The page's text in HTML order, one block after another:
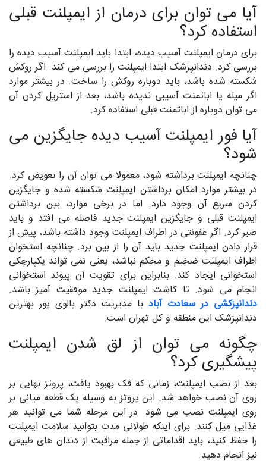
آیا می توان برای درمان از ایمپلنت قبلی
استفاده کرد؟
برای درمان ایمپلنت آسیب دیده، ابتدا باید ایمپلنت آسیب دیده را
بررسی کرد. دندانپزشک ابتدا ایمپلنت را بررسی می کند. اگر روکش
شکسته شده باشد، باید دوباره روکش را ساخت. در بیشتر موارد
اگر میله یا اباتمنت آسیبی ندیده باشد، بعد از استریل کردن آن
می توان دوباره از اباتمنت قبلی استفاده کرد.
آیا فور ایمپلنت آسیب دیده جایگزین می
شود؟
چنانچه ایمپلنت برداشته شود، معمولا می توان آن را تعویض کرد.
در بیشتر موارد امکان برداشتن ایمپلنت شکسته شده و جایگزین
کردن سریع آن وجود دارد. اما در برخی موارد، بین برداشتن
ایمپلنت قبلی و جایگزین ایمپلنت جدید فاصله می افتد و باید
صبر کرد. اگر عفونتی در اطراف ایمپلنت وجود داشته باشد، پیش از
قرار دادن ایمپلنت جدید باید آن را از بین برد. چنانچه استخوان
اطراف ایمپلنت ضخیم و محکم نباشد، یعنی نمی تواند یکپارچکی
استخوانی ایجاد کند. بنابراین برای تقویت آن پیوند استخوانی
انجام می شود. تا کاشت ایمپلنت جدید موفقیت آمیز باشد.
دندانپزکشی در سعادت آباد با مدیریت دکتر بالوی پور بهترین
دندانپزشک این منطقه و کل تهران است.
چگونه می توان از لق شدن ایمپلنت
پیشگیری کرد؟
بعد از نصب ایمپلنت، زمانی که فک بهبود یافت، پروتز نهایی بر
روی آن نصب خواهد شد. این پروتز به وسیله یک قطعه میانی بر
روی ایمپلنت نصب می شود. در این مرحله شما می توانید هر
غذایی میل کنند. برای اینکه طولانی مدت بتوانید سلامت ایمپلنت
را حفظ کنید، باید اقداماتی از جمله مراقبت از دندان های طبیعی
نیز انجام دهید.